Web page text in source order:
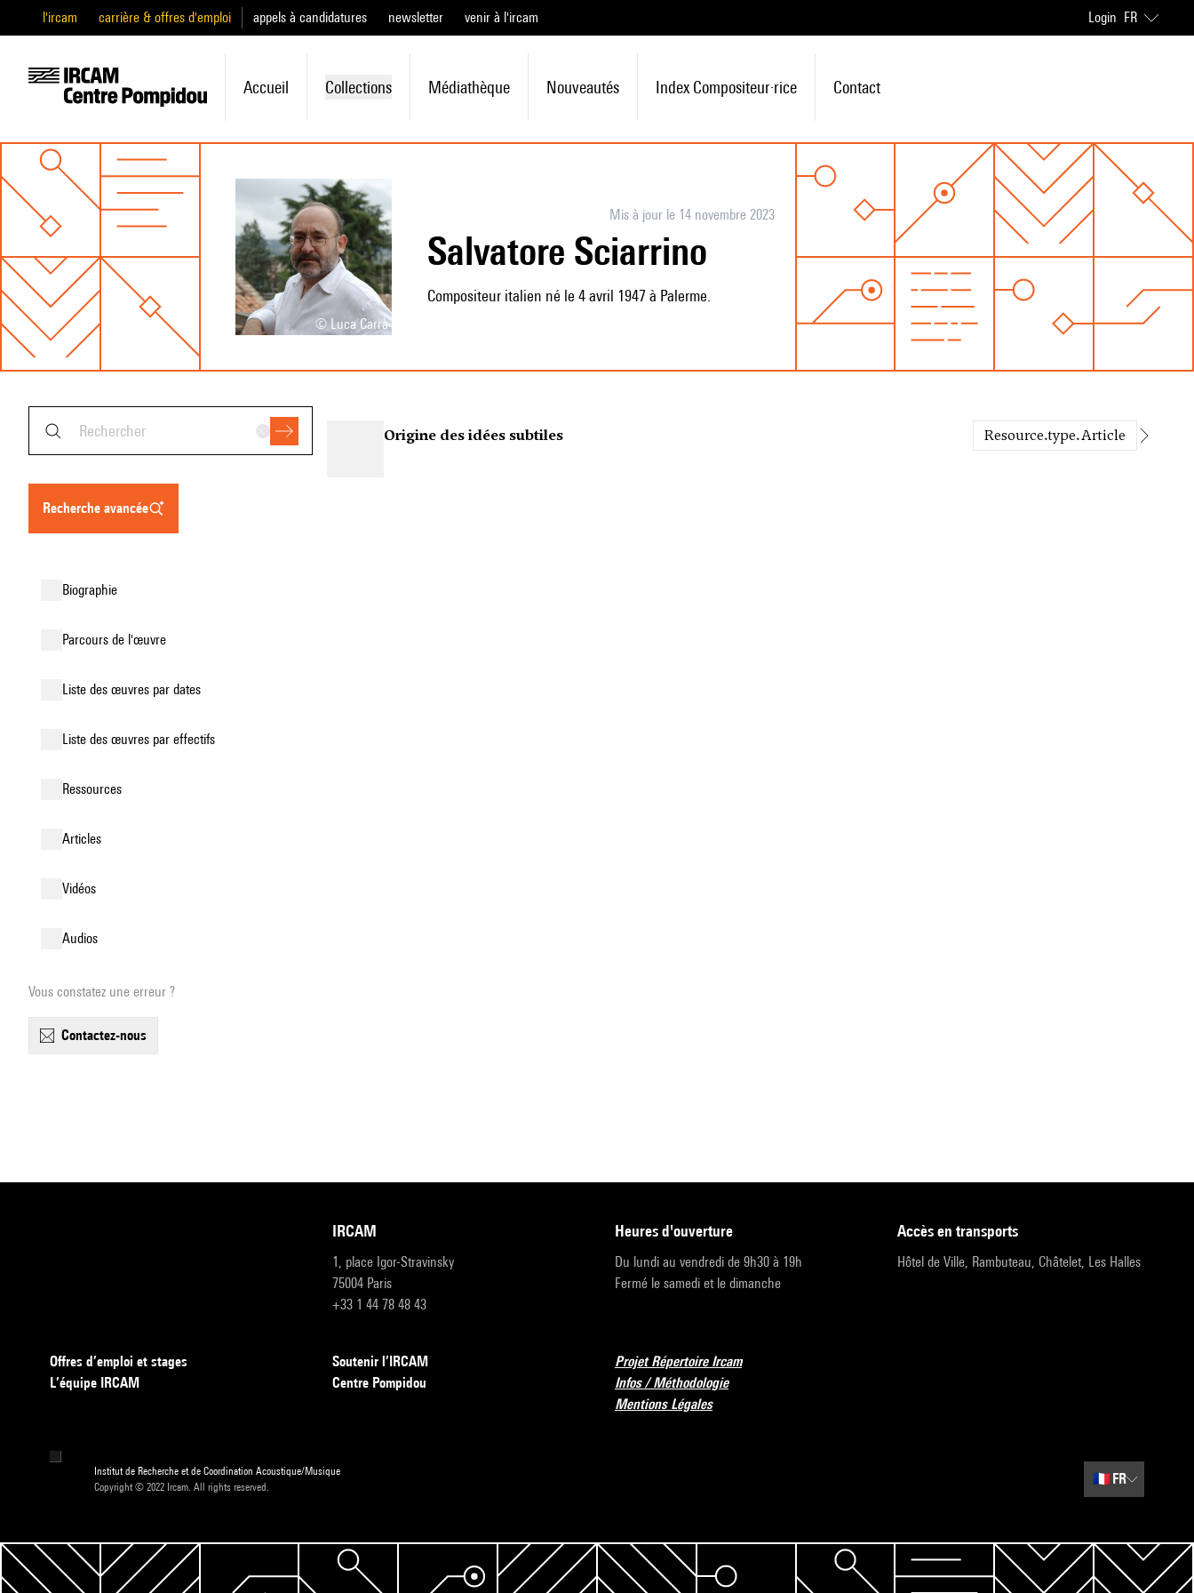
l'ircam carrière & offres d'emploi appels à candidatures newsletter venir à l'ircam Login FR
Accueil Collections Médiathèque Nouveautés Index Compositeur·rice Contact
© Luca Carrà
Mis à jour le 14 novembre 2023
Salvatore Sciarrino
Compositeur italien né le 4 avril 1947 à Palerme.
recherche avancée
biographie
parcours de l'œuvre
liste des œuvres par dates
liste des œuvres par effectifs
ressources
articles
vidéos
audios
Vous constatez une erreur ?
contactez-nous
Origine des idées subtiles resource.type.Article
IRCAM
1, place Igor-Stravinsky
75004 Paris
+33 1 44 78 48 43
heures d'ouverture
Du lundi au vendredi de 9h30 à 19h
Fermé le samedi et le dimanche
accès en transports
Hôtel de Ville, Rambuteau, Châtelet, Les Halles
Offres d’emploi et stages
L’équipe IRCAM
Soutenir l’IRCAM
Centre Pompidou
Projet Répertoire Ircam
Infos / Méthodologie
Mentions Légales
Institut de Recherche et de Coordination Acoustique/Musique
Copyright © 2022 Ircam. All rights reserved.
🇫🇷 FR